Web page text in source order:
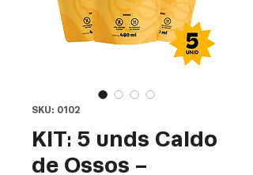
SKU: 0102
KIT: 5 unds Caldo
de Ossos -